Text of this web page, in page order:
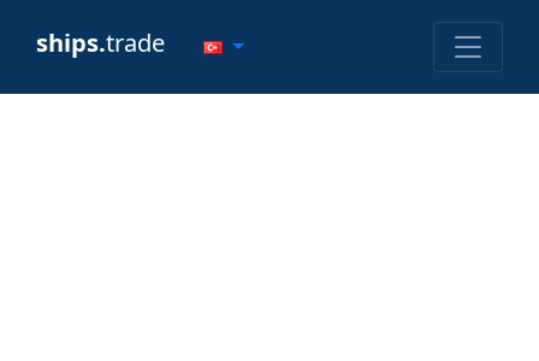
ships.trade